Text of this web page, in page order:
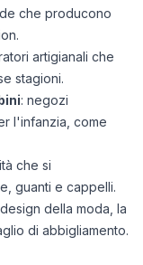
che producono
artigianali che
stagioni.
: negozi
l'infanzia, come
che si
guanti e cappelli.
della moda, la
di abbigliamento.